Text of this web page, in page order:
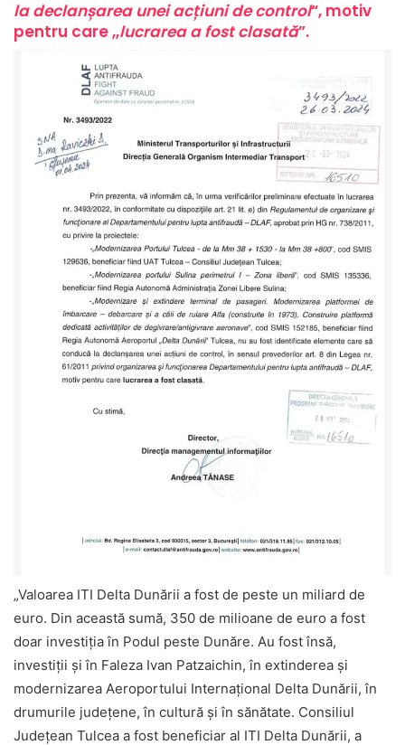
la declanșarea unei acțiuni de control“, motiv
pentru care ,,lucrarea a fost clasată”.
„Valoarea ITI Delta Dunării a fost de peste un miliard de
euro. Din această sumă, 350 de milioane de euro a fost
doar investiția în Podul peste Dunăre. Au fost însă,
investiții și în Faleza Ivan Patzaichin, în extinderea și
modernizarea Aeroportului Internațional Delta Dunării, în
drumurile județene, în cultură și în sănătate. Consiliul
Județean Tulcea a fost beneficiar al ITI Delta Dunării, a